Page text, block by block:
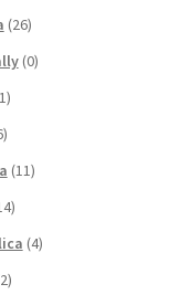
(26)
(0)
(11)
(4)